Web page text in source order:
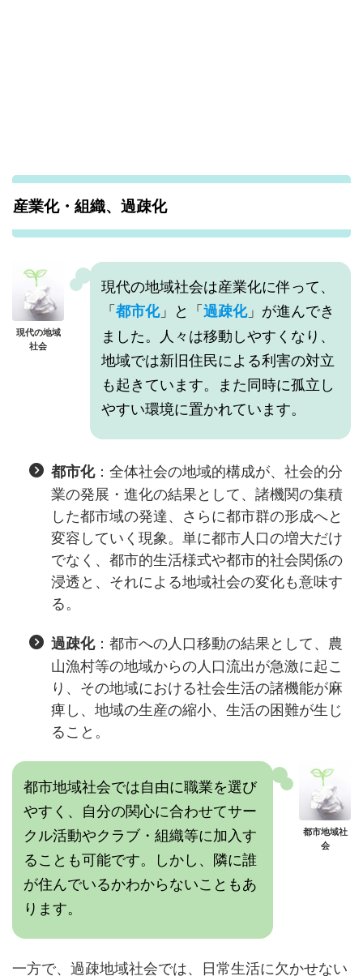
産業化・組織、過疎化
現代の地域
社会
現代の地域社会は産業化に伴って、
「都市化」と「過疎化」が進んでき
ました。人々は移動しやすくなり、
地域では新旧住民による利害の対立
も起きています。また同時に孤立し
やすい環境に置かれています。
都市化：全体社会の地域的構成が、社会的分
業の発展・進化の結果として、諸機関の集積
した都市域の発達、さらに都市群の形成へと
変容していく現象。単に都市人口の増大だけ
でなく、都市的生活様式や都市的社会関係の
浸透と、それによる地域社会の変化も意味す
る。
過疎化：都市への人口移動の結果として、農
山漁村等の地域からの人口流出が急激に起こ
り、その地域における社会生活の諸機能が麻
痺し、地域の生産の縮小、生活の困難が生じ
ること。
都市地域社
会
都市地域社会では自由に職業を選び
やすく、自分の関心に合わせてサー
クル活動やクラブ・組織等に加入す
ることも可能です。しかし、隣に誰
が住んでいるかわからないこともあ
ります。
一方で、過疎地域社会では、日常生活に欠かせない